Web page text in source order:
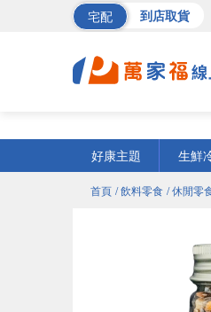
宅配 到店取貨
好康主題
生鮮
首頁 / 飲料零食 / 休閒零